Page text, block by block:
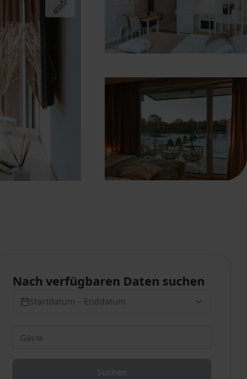
Nach verfügbaren Daten suchen
Startdatum – Enddatum